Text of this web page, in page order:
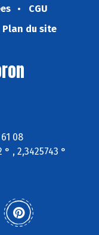
CGU
Plan du site
08
, 2,3425743 °